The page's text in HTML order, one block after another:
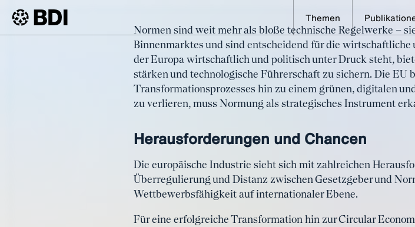
Themen
Artikel
Hannover Messe 2025: Normung
Wettbewerbsfähigkeit und für mehr
Normen sind weit mehr als bloße technische Regelwerke –
Binnenmarktes und sind entscheidend für die
der Europa wirtschaftlich und politisch unter Druck steht,
stärken und technologische Führerschaft zu sichern. Die EU
Transformationsprozesses hin zu einem grünen, digitalen
zu verlieren, muss Normung als strategisches Instrument
Herausforderungen und Chancen
Die europäische Industrie sieht sich mit zahlreichen
Überregulierung und Distanz zwischen Gesetzgeber und
Wettbewerbsfähigkeit auf internationaler Ebene.
Für eine erfolgreiche Transformation hin zur Circular